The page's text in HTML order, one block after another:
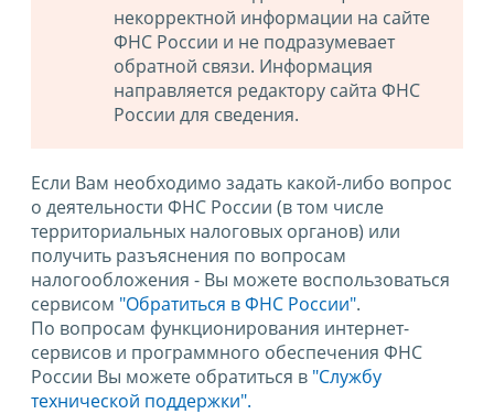
некорректной информации на сайте
ФНС России и не подразумевает
обратной связи. Информация
направляется редактору сайта ФНС
России для сведения.
Если Вам необходимо задать какой-либо вопрос
о деятельности ФНС России (в том числе
территориальных налоговых органов) или
получить разъяснения по вопросам
налогообложения - Вы можете воспользоваться
сервисом "Обратиться в ФНС России".
По вопросам функционирования интернет-
сервисов и программного обеспечения ФНС
России Вы можете обратиться в "Службу
технической поддержки".